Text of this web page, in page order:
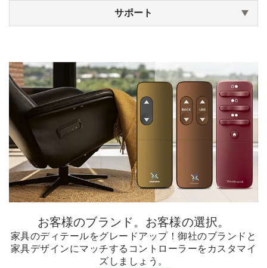
サポート
お客様のブランド。お客様の選択。
家具のディテールをグレードアップ！御社のブランドと
家具デザインにマッチするコントローラーをカスタマイ
ズしましょう。